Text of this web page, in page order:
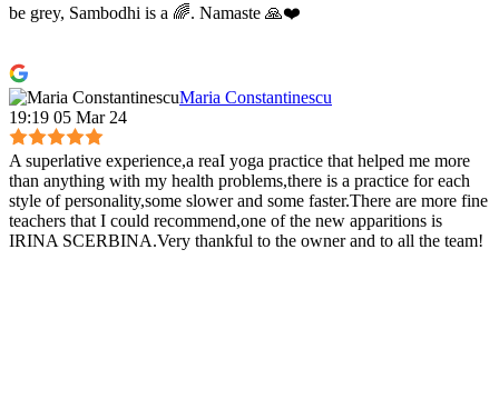
be grey, Sambodhi is a 🌈. Namaste 🙏❤️
Maria Constantinescu
19:19 05 Mar 24
A superlative experience,a reaI yoga practice that helped me more
than anything with my health problems,there is a practice for each
style of personality,some slower and some faster.There are more fine
teachers that I could recommend,one of the new apparitions is
IRINA SCERBINA.Very thankful to the owner and to all the team!